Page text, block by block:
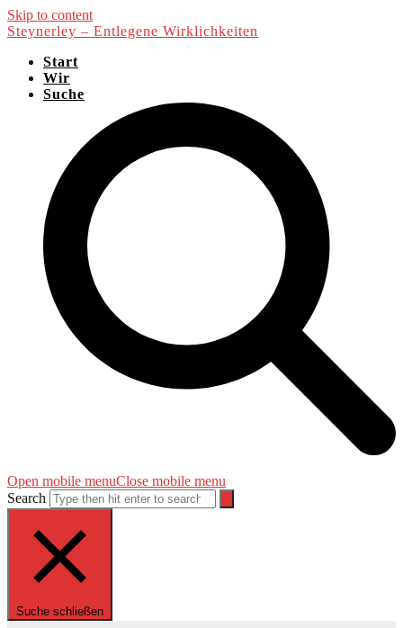
Skip to content
Steynerley – Entlegene Wirklichkeiten
Start
Wir
Suche
Open mobile menuClose mobile menu
Search
Suche schließen